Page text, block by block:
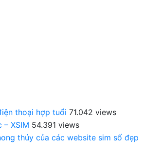
thoại hợp tuổi 71.042 views
– XSIM 54.391 views
thủy của các website sim số đẹp